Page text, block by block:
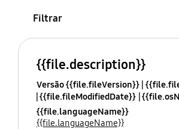
Filtrar
{{file.description}}
Versão {{file.fileVersion}}
{{file.fileModifiedDate}}
{{file.languageName}}
{{file.languageName}}